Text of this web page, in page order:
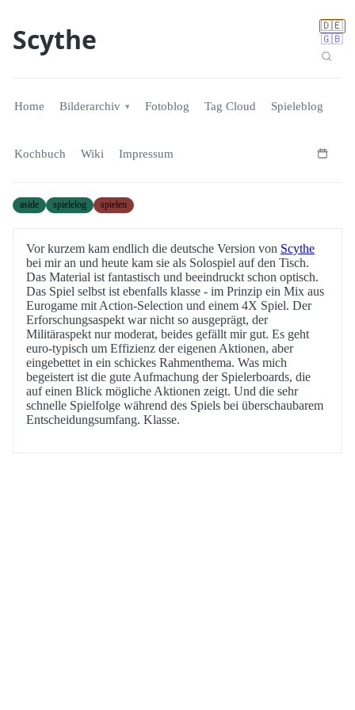
🇩🇪
🇬🇧
Scythe
Home Bilderarchiv Fotoblog Tag Cloud Spieleblog
Kochbuch Wiki Impressum
aside spielelog spielen
Vor kurzem kam endlich die deutsche Version von Scythe
bei mir an und heute kam sie als Solospiel auf den Tisch.
Das Material ist fantastisch und beeindruckt schon optisch.
Das Spiel selbst ist ebenfalls klasse - im Prinzip ein Mix aus
Eurogame mit Action-Selection und einem 4X Spiel. Der
Erforschungsaspekt war nicht so ausgeprägt, der
Militäraspekt nur moderat, beides gefällt mir gut. Es geht
euro-typisch um Effizienz der eigenen Aktionen, aber
eingebettet in ein schickes Rahmenthema. Was mich
begeistert ist die gute Aufmachung der Spielerboards, die
auf einen Blick mögliche Aktionen zeigt. Und die sehr
schnelle Spielfolge während des Spiels bei überschaubarem
Entscheidungsumfang. Klasse.